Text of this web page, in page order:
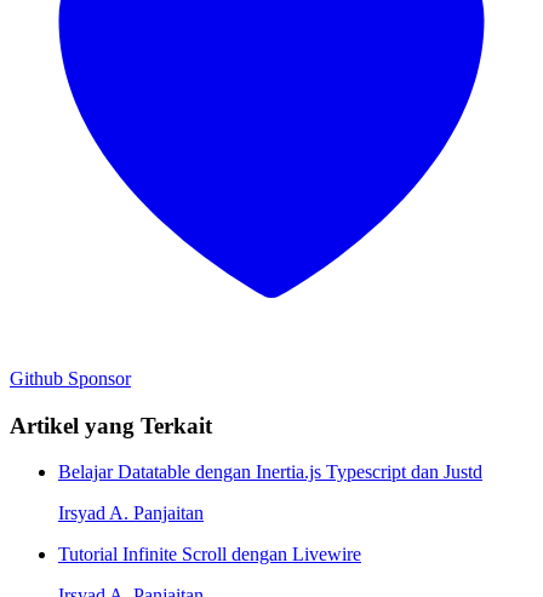
Github Sponsor
Artikel yang Terkait
Belajar Datatable dengan Inertia.js Typescript dan Justd
Irsyad A. Panjaitan
Tutorial Infinite Scroll dengan Livewire